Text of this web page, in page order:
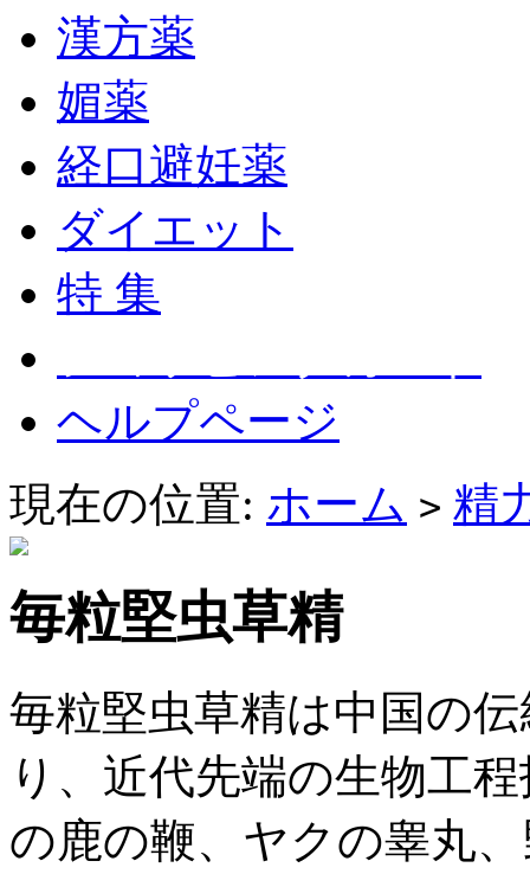
漢方薬
媚薬
経口避妊薬
ダイエット
特 集
ヘルプページ
現在の位置: ホーム > 精
毎粒堅虫草精
毎粒堅虫草精は中国の
り、近代先端の生物工
の鹿の鞭、ヤクの睾丸